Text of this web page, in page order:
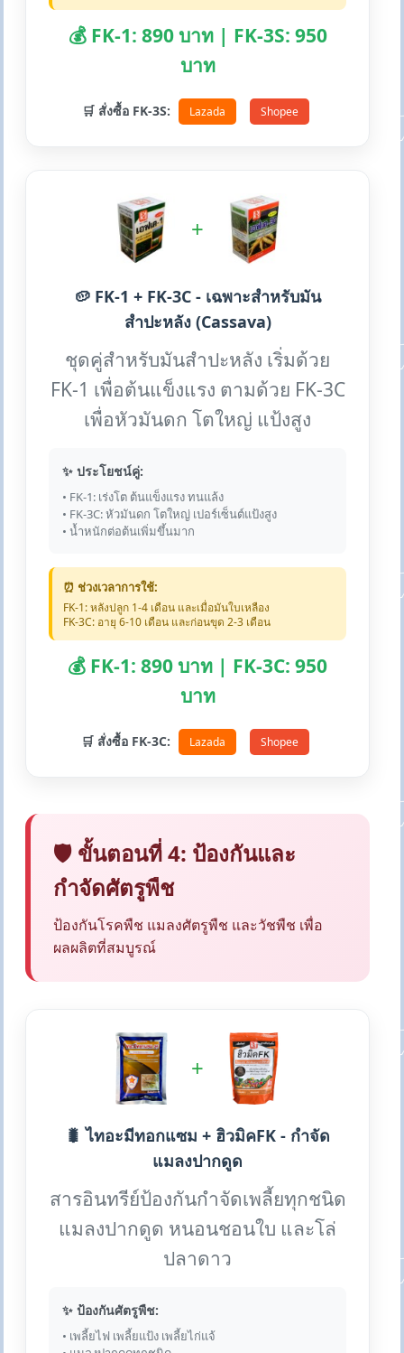
💰 FK-1: 890 บาท | FK-3S: 950
บาท
🛒 สั่งซื้อ FK-3S: Lazada Shopee
+
🥔 FK-1 + FK-3C - เฉพาะสำหรับมัน
สำปะหลัง (Cassava)
ชุดคู่สำหรับมันสำปะหลัง เริ่มด้วย
FK-1 เพื่อต้นแข็งแรง ตามด้วย FK-3C
เพื่อหัวมันดก โตใหญ่ แป้งสูง
✨ ประโยชน์คู่:
• FK-1: เร่งโต ต้นแข็งแรง ทนแล้ง
• FK-3C: หัวมันดก โตใหญ่ เปอร์เซ็นต์แป้งสูง
• น้ำหนักต่อต้นเพิ่มขึ้นมาก
⏰ ช่วงเวลาการใช้:
FK-1: หลังปลูก 1-4 เดือน และเมื่อมันใบเหลือง
FK-3C: อายุ 6-10 เดือน และก่อนขุด 2-3 เดือน
💰 FK-1: 890 บาท | FK-3C: 950
บาท
🛒 สั่งซื้อ FK-3C: Lazada Shopee
🛡️ ขั้นตอนที่ 4: ป้องกันและ
กำจัดศัตรูพืช
ป้องกันโรคพืช แมลงศัตรูพืช และวัชพืช เพื่อ
ผลผลิตที่สมบูรณ์
+
🐛 ไทอะมีทอกแซม + ฮิวมิคFK - กำจัด
แมลงปากดูด
สารอินทรีย์ป้องกันกำจัดเพลี้ยทุกชนิด
แมลงปากดูด หนอนชอนใบ และโล่
ปลาดาว
✨ ป้องกันศัตรูพืช:
• เพลี้ยไฟ เพลี้ยแป้ง เพลี้ยไก่แจ้